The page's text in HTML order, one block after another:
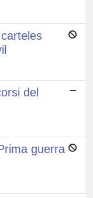
del
guerra